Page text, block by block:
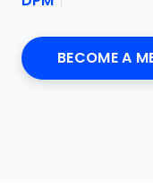
No val